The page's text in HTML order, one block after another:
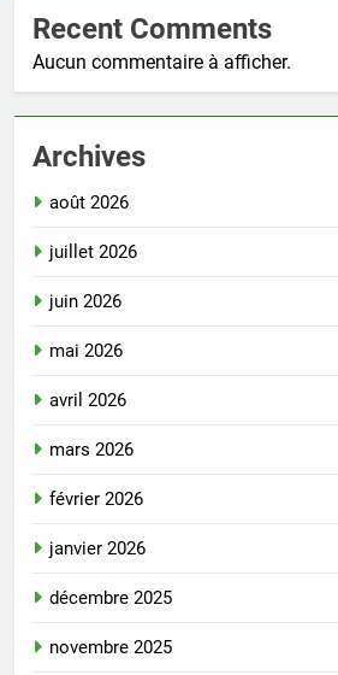
Recent Comments
Aucun commentaire à afficher.
Archives
août 2026
juillet 2026
juin 2026
mai 2026
avril 2026
mars 2026
février 2026
janvier 2026
décembre 2025
novembre 2025